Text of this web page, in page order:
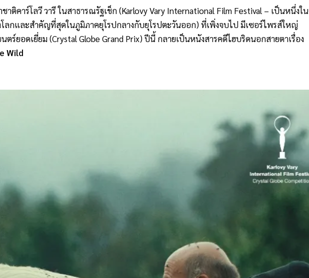
าติคาร์โลวี วารี ในสาธารณรัฐเช็ก (Karlovy Vary International Film Festival – เป็นหนึ่งใน
ลกและสำคัญที่สุดในภูมิภาคยุโรปกลางกับยุโรปตะวันออก) ที่เพิ่งจบไป มีเซอร์ไพรส์ใหญ่
ตร์ยอดเยี่ยม (Crystal Globe Grand Prix) ปีนี้ กลายเป็นหนังสารคดีไฮบริดนอกสายตาเรื่อง
Wild